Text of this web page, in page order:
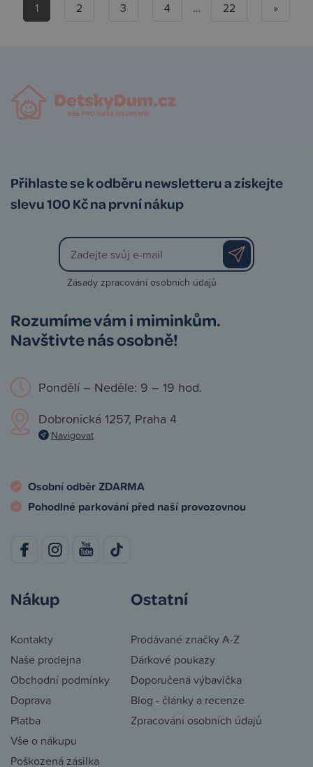
1 2 3 4 … 22 »
Přihlaste se k odběru newsletteru a získejte
slevu 100 Kč na první nákup
Zásady zpracování osobních údajů
Rozumíme vám i miminkům.
Navštivte nás osobně!
Pondělí – Neděle: 9 – 19 hod.
Dobronická 1257, Praha 4
Navigovat
Osobní odběr ZDARMA
Pohodlné parkování před naší provozovnou
Nákup
Kontakty
Naše prodejna
Obchodní podmínky
Doprava
Platba
Vše o nákupu
Poškozená zásilka
Ostatní
Prodávané značky A-Z
Dárkové poukazy
Doporučená výbavička
Blog - články a recenze
Zpracování osobních údajů